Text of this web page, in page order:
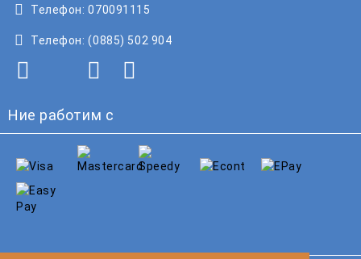
Телефон: 070091115
Телефон: (0885) 502 904
Ние работим с